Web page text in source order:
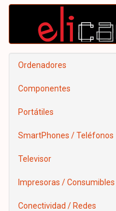
Ordenadores
Componentes
Portátiles
SmartPhones / Teléfonos
Televisor
Impresoras / Consumibles
Conectividad / Redes